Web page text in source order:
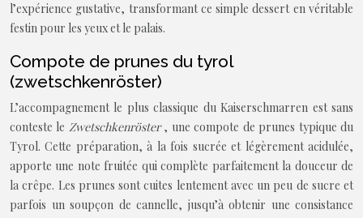
l’expérience gustative, transformant ce simple dessert en véritable
festin pour les yeux et le palais.
Compote de prunes du tyrol
(zwetschkenröster)
L’accompagnement le plus classique du Kaiserschmarren est sans
conteste le Zwetschkenröster, une compote de prunes typique du
Tyrol. Cette préparation, à la fois sucrée et légèrement acidulée,
apporte une note fruitée qui complète parfaitement la douceur de
la crêpe. Les prunes sont cuites lentement avec un peu de sucre et
parfois un soupçon de cannelle, jusqu’à obtenir une consistance